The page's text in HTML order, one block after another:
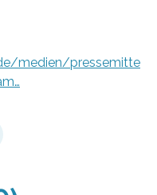
medien/pressemitte